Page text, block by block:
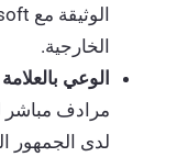
الخارجية.
الوعي
مرادف مباشر
لدى الجمهور